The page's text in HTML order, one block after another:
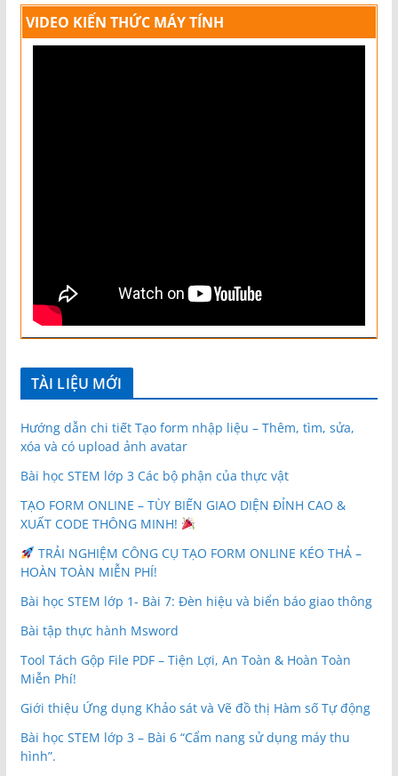
VIDEO KIẾN THỨC MÁY TÍNH
TÀI LIỆU MỚI
Hướng dẫn chi tiết Tạo form nhập liệu – Thêm, tìm, sửa,
xóa và có upload ảnh avatar
Bài học STEM lớp 3 Các bộ phận của thực vật
TẠO FORM ONLINE – TÙY BIẾN GIAO DIỆN ĐỈNH CAO &
XUẤT CODE THÔNG MINH!
TRẢI NGHIỆM CÔNG CỤ TẠO FORM ONLINE KÉO THẢ –
HOÀN TOÀN MIỄN PHÍ!
Bài học STEM lớp 1- Bài 7: Đèn hiệu và biển báo giao thông
Bài tập thực hành Msword
Tool Tách Gộp File PDF – Tiện Lợi, An Toàn & Hoàn Toàn
Miễn Phí!
Giới thiệu Ứng dụng Khảo sát và Vẽ đồ thị Hàm số Tự động
Bài học STEM lớp 3 – Bài 6 “Cẩm nang sử dụng máy thu
hình”.